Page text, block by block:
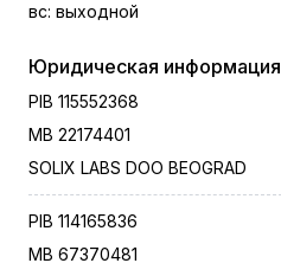
вс: выходной
Юридическая информация
PIB 115552368
MB 22174401
SOLIX LABS DOO BEOGRAD
PIB 114165836
MB 67370481